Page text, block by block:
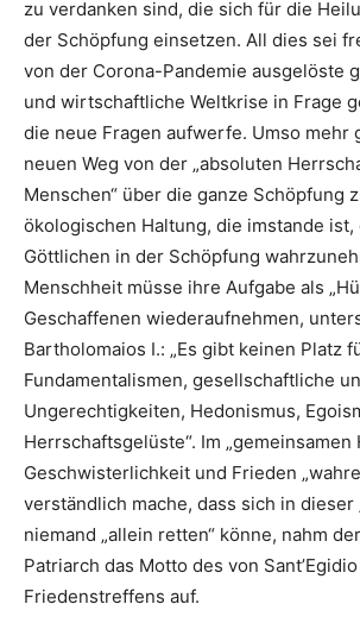
zu verdanken sind, die sich für die
der Schöpfung einsetzen. All dies sei
von der Corona-Pandemie ausgelöste
und wirtschaftliche Weltkrise in Frage
die neue Fragen aufwerfe. Umso mehr
neuen Weg von der „absoluten
Menschen“ über die ganze Schöpfung
ökologischen Haltung, die imstande ist,
Göttlichen in der Schöpfung
Menschheit müsse ihre Aufgabe als
Geschaffenen wiederaufnehmen,
Bartholomaios I.: „Es gibt keinen Platz
Fundamentalismen, gesellschaftliche
Ungerechtigkeiten, Hedonismus,
Herrschaftsgelüste“. Im „gemeinsamen
Geschwisterlichkeit und Frieden
verständlich mache, dass sich in dieser
niemand „allein retten“ könne, nahm
Patriarch das Motto des von
Friedenstreffens auf.